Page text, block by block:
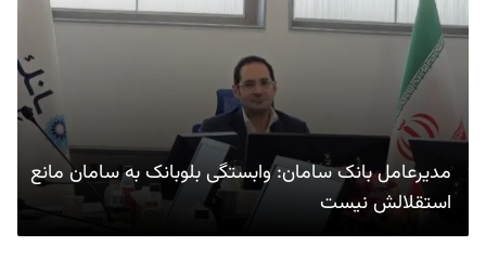
مدیرعامل بانک سامان: وابستگی بلوبانک به سامان مانع
استقلالش نیست